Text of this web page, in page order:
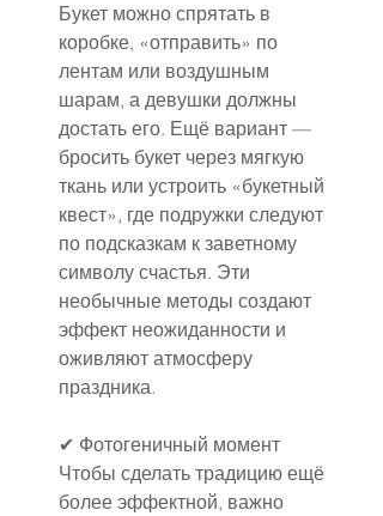
Букет можно спрятать в
коробке, «отправить» по
лентам или воздушным
шарам, а девушки должны
достать его. Ещё вариант —
бросить букет через мягкую
ткань или устроить «букетный
квест», где подружки следуют
по подсказкам к заветному
символу счастья. Эти
необычные методы создают
эффект неожиданности и
оживляют атмосферу
праздника.
✔ Фотогеничный момент
Чтобы сделать традицию ещё
более эффектной, важно